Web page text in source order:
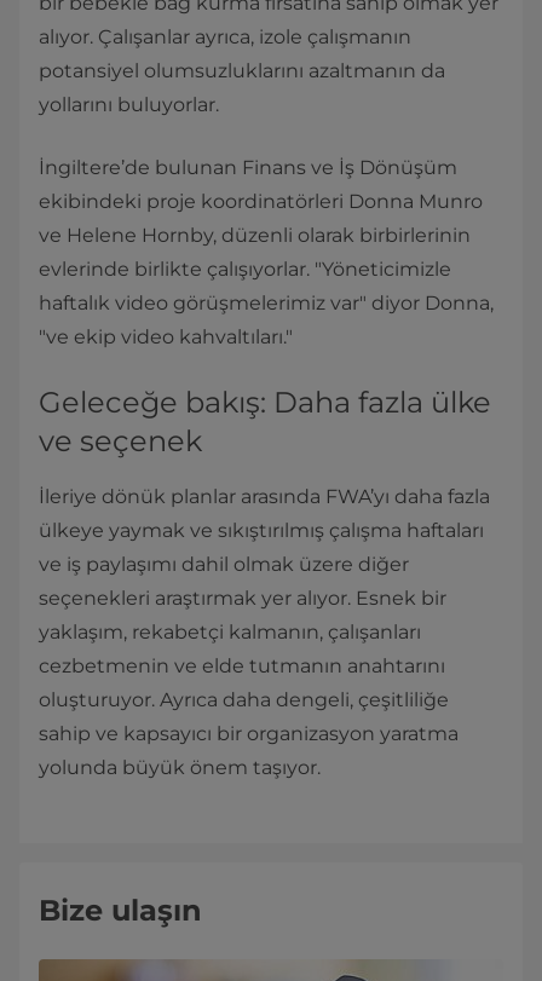
alıyor. Çalışanlar ayrıca, izole çalışmanın
potansiyel olumsuzluklarını azaltmanın da
yollarını buluyorlar.
İngiltere’de bulunan Finans ve İş Dönüşüm
ekibindeki proje koordinatörleri Donna Munro
ve Helene Hornby, düzenli olarak birbirlerinin
evlerinde birlikte çalışıyorlar. "Yöneticimizle
haftalık video görüşmelerimiz var" diyor Donna,
"ve ekip video kahvaltıları."
Geleceğe bakış: Daha fazla ülke
ve seçenek
İleriye dönük planlar arasında FWA’yı daha fazla
ülkeye yaymak ve sıkıştırılmış çalışma haftaları
ve iş paylaşımı dahil olmak üzere diğer
seçenekleri araştırmak yer alıyor. Esnek bir
yaklaşım, rekabetçi kalmanın, çalışanları
cezbetmenin ve elde tutmanın anahtarını
oluşturuyor. Ayrıca daha dengeli, çeşitliliğe
sahip ve kapsayıcı bir organizasyon yaratma
yolunda büyük önem taşıyor.
Bize ulaşın